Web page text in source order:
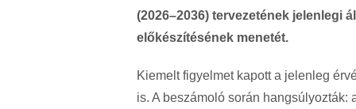
(2026–2036) tervezetének jelenlegi
előkészítésének menetét.
Kiemelt figyelmet kapott a jelenleg
is. A beszámoló során hangsúlyozták: